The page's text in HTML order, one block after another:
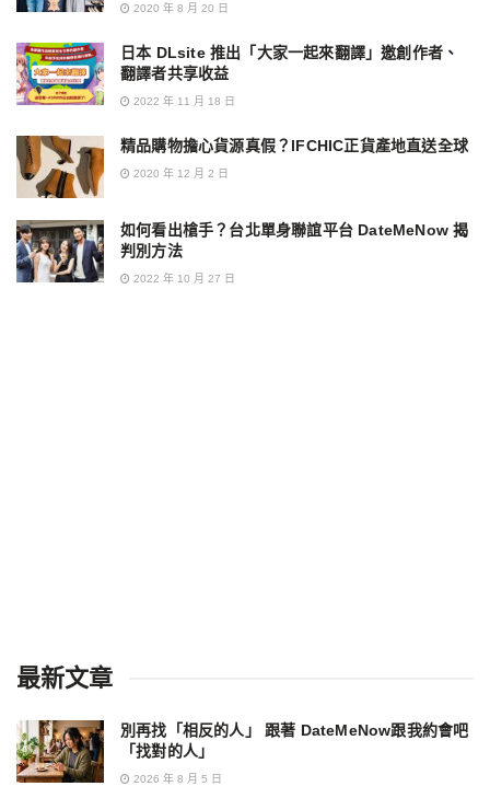
2020 年 8 月 20 日
日本 DLsite 推出「大家一起來翻譯」邀創作者、
翻譯者共享收益
2022 年 11 月 18 日
精品購物擔心貨源真假？IFCHIC正貨產地直送全球
2020 年 12 月 2 日
如何看出槍手？台北單身聯誼平台 DateMeNow 揭
判別方法
2022 年 10 月 27 日
最新文章
別再找「相反的人」 跟著 DateMeNow跟我約會吧
「找對的人」
2026 年 8 月 5 日